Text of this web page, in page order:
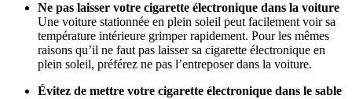
Ne pas laisser votre cigarette électronique dans la voiture
Une voiture stationnée en plein soleil peut facilement voir sa
température intérieure grimper rapidement. Pour les mêmes
raisons qu’il ne faut pas laisser sa cigarette électronique en
plein soleil, préférez ne pas l’entreposer dans la voiture.
Évitez de mettre votre cigarette électronique dans le sable